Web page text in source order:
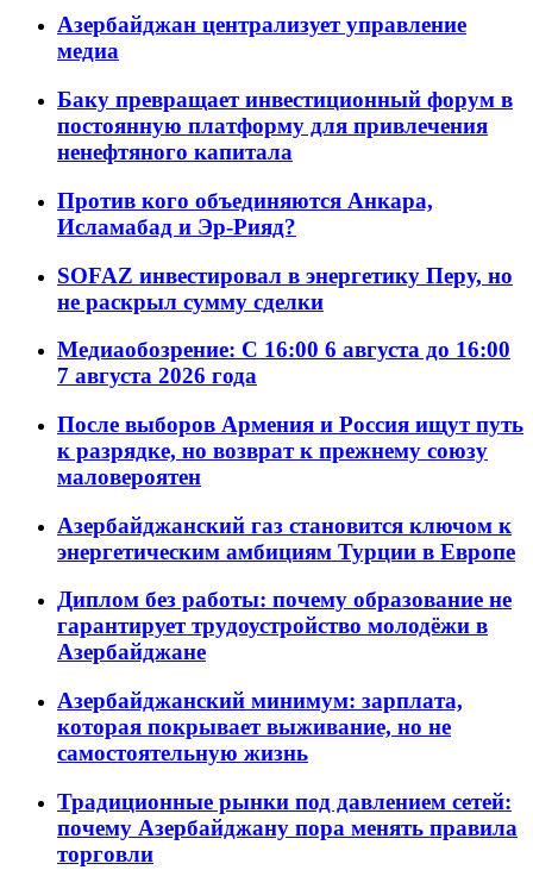
Азербайджан централизует управление
медиа
Баку превращает инвестиционный форум в
постоянную платформу для привлечения
ненефтяного капитала
Против кого объединяются Анкара,
Исламабад и Эр-Рияд?
SOFAZ инвестировал в энергетику Перу, но
не раскрыл сумму сделки
Медиаобозрение: С 16:00 6 августа до 16:00
7 августа 2026 года
После выборов Армения и Россия ищут путь
к разрядке, но возврат к прежнему союзу
маловероятен
Азербайджанский газ становится ключом к
энергетическим амбициям Турции в Европе
Диплом без работы: почему образование не
гарантирует трудоустройство молодёжи в
Азербайджане
Азербайджанский минимум: зарплата,
которая покрывает выживание, но не
самостоятельную жизнь
Традиционные рынки под давлением сетей:
почему Азербайджану пора менять правила
торговли